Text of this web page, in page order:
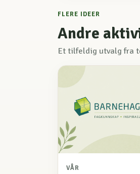
FLERE IDEER
Andre
Et tilfeldig utvalg fra
VÅR